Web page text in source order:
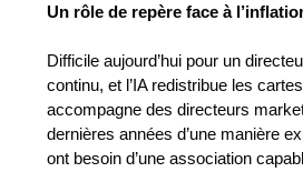
Un rôle de repère face à
Difficile aujourd’hui pour un
continu, et l’IA redistribue les
accompagne des directeurs
dernières années d’une manière
ont besoin d’une association